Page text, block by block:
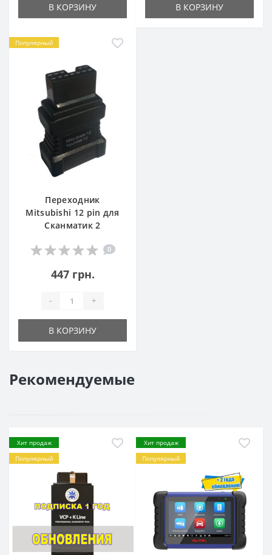
В КОРЗИНУ В КОРЗИНУ
Популярный
Переходник
Mitsubishi 12 pin для
Сканматик 2
0
447 грн.
- +
В КОРЗИНУ
Рекомендуемые
Хит продаж
Популярный
Хит продаж
Популярный